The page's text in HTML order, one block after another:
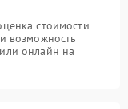
стоимости
возможность
онлайн на